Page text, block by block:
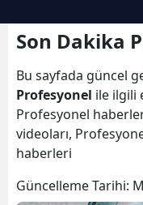
Son Dakika
Bu sayfada güncel
Profesyonel ile ilgili
Profesyonel
videoları,
haberleri
Güncelleme Tarihi: